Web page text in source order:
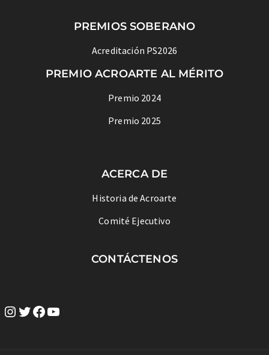
PREMIOS SOBERANO
Acreditación PS2026
PREMIO ACROARTE AL MÉRITO
Premio 2024
Premio 2025
ACERCA DE
Historia de Acroarte
Comité Ejecutivo
CONTÁCTENOS